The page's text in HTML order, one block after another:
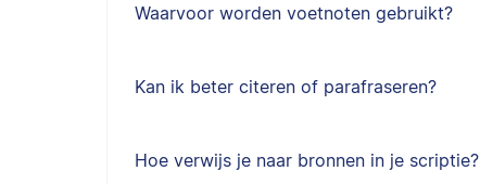
Waarvoor worden voetnoten gebruikt?
Kan ik beter citeren of parafraseren?
Hoe verwijs je naar bronnen in je scriptie?